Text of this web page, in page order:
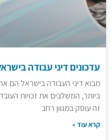
עדכונים דיני עבודה בישראל
מבוא דיני העבודה בישראל הם
ביותר, המשלבים את זכויות
זה עוסק במגוון רחב
קרא עוד »